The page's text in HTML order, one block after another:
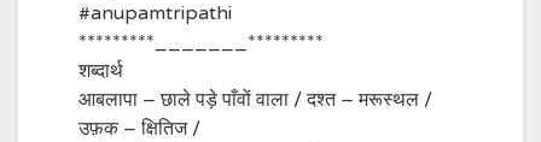
#anupamtripathi
*********_______*********
शब्दार्थ
आबलापा – छाले पड़े पाँवों वाला / दश्त – मरूस्थल /
उफ़क – क्षितिज /